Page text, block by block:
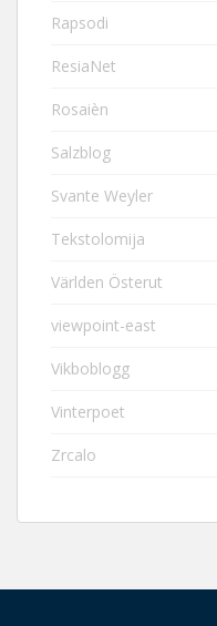
Rapsodi
ResiaNet
Rosaièn
Salzblog
Svante Weyler
Tekstolomija
Världen Österut
viewpoint-east
Vikboblogg
Vinterpoet
Zrcalo